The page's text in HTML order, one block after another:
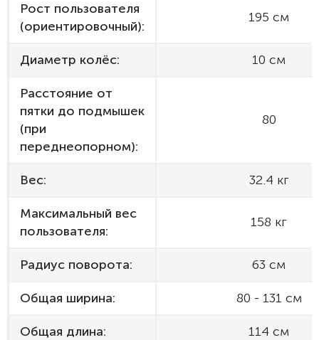
Рост пользователя
(ориентировочный):
195 см
Диаметр колёс: 10 см
Расстояние от
пятки до подмышек
(при
переднеопорном):
80
Вес: 32.4 кг
Максимальный вес
пользователя:
158 кг
Радиус поворота: 63 см
Общая ширина: 80 - 131 см
Общая длина: 114 см